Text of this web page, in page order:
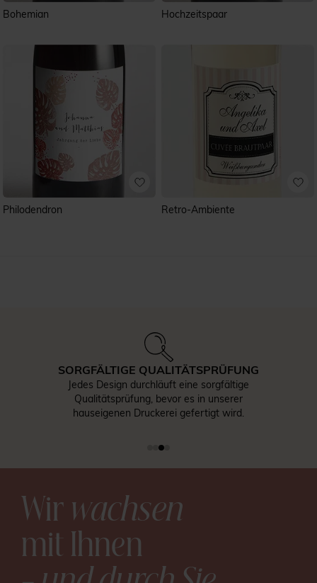
Bohemian Hochzeitspaar
Philodendron Retro-Ambiente
SORGFÄLTIGE QUALITÄTSPRÜFUNG
Jedes Design durchläuft eine sorgfältige
Qualitätsprüfung, bevor es in unserer
hauseigenen Druckerei gefertigt wird.
Wirwachsen
mit Ihnen